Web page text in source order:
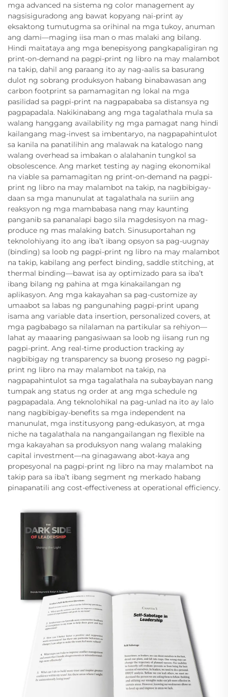
mga advanced na sistema ng color management ay
nagsisiguradong ang bawat kopyang nai-print ay
eksaktong tumutugma sa orihinal na mga tukoy, anuman
ang dami—maging iisa man o mas malaki ang bilang.
Hindi maitataya ang mga benepisyong pangkapaligiran ng
print-on-demand na pagpi-print ng libro na may malambot
na takip, dahil ang paraang ito ay nag-aalis sa basurang
dulot ng sobrang produksyon habang binabawasan ang
carbon footprint sa pamamagitan ng lokal na mga
pasilidad sa pagpi-print na nagpapababa sa distansya ng
pagpapadala. Nakikinabang ang mga tagalathala mula sa
walang hanggang availability ng mga pamagat nang hindi
kailangang mag-invest sa imbentaryo, na nagpapahintulot
sa kanila na panatilihin ang malawak na katalogo nang
walang overhead sa imbakan o alalahanin tungkol sa
obsolescence. Ang market testing ay naging ekonomikal
na viable sa pamamagitan ng print-on-demand na pagpi-
print ng libro na may malambot na takip, na nagbibigay-
daan sa mga manunulat at tagalathala na suriin ang
reaksyon ng mga mambabasa nang may kaunting
panganib sa pananalapi bago sila magdesisyon na mag-
produce ng mas malaking batch. Sinusuportahan ng
teknolohiyang ito ang iba’t ibang opsyon sa pag-uugnay
(binding) sa loob ng pagpi-print ng libro na may malambot
na takip, kabilang ang perfect binding, saddle stitching, at
thermal binding—bawat isa ay optimizado para sa iba’t
ibang bilang ng pahina at mga kinakailangan ng
aplikasyon. Ang mga kakayahan sa pag-customize ay
umaabot sa labas ng pangunahing pagpi-print upang
isama ang variable data insertion, personalized covers, at
mga pagbabago sa nilalaman na partikular sa rehiyon—
lahat ay maaaring pangasiwaan sa loob ng iisang run ng
pagpi-print. Ang real-time production tracking ay
nagbibigay ng transparency sa buong proseso ng pagpi-
print ng libro na may malambot na takip, na
nagpapahintulot sa mga tagalathala na subaybayan nang
tumpak ang status ng order at ang mga schedule ng
pagpapadala. Ang teknolohikal na pag-unlad na ito ay lalo
nang nagbibigay-benefits sa mga independent na
manunulat, mga institusyong pang-edukasyon, at mga
niche na tagalathala na nangangailangan ng flexible na
mga kakayahan sa produksyon nang walang malaking
capital investment—na ginagawang abot-kaya ang
propesyonal na pagpi-print ng libro na may malambot na
takip para sa iba’t ibang segment ng merkado habang
pinapanatili ang cost-effectiveness at operational efficiency.